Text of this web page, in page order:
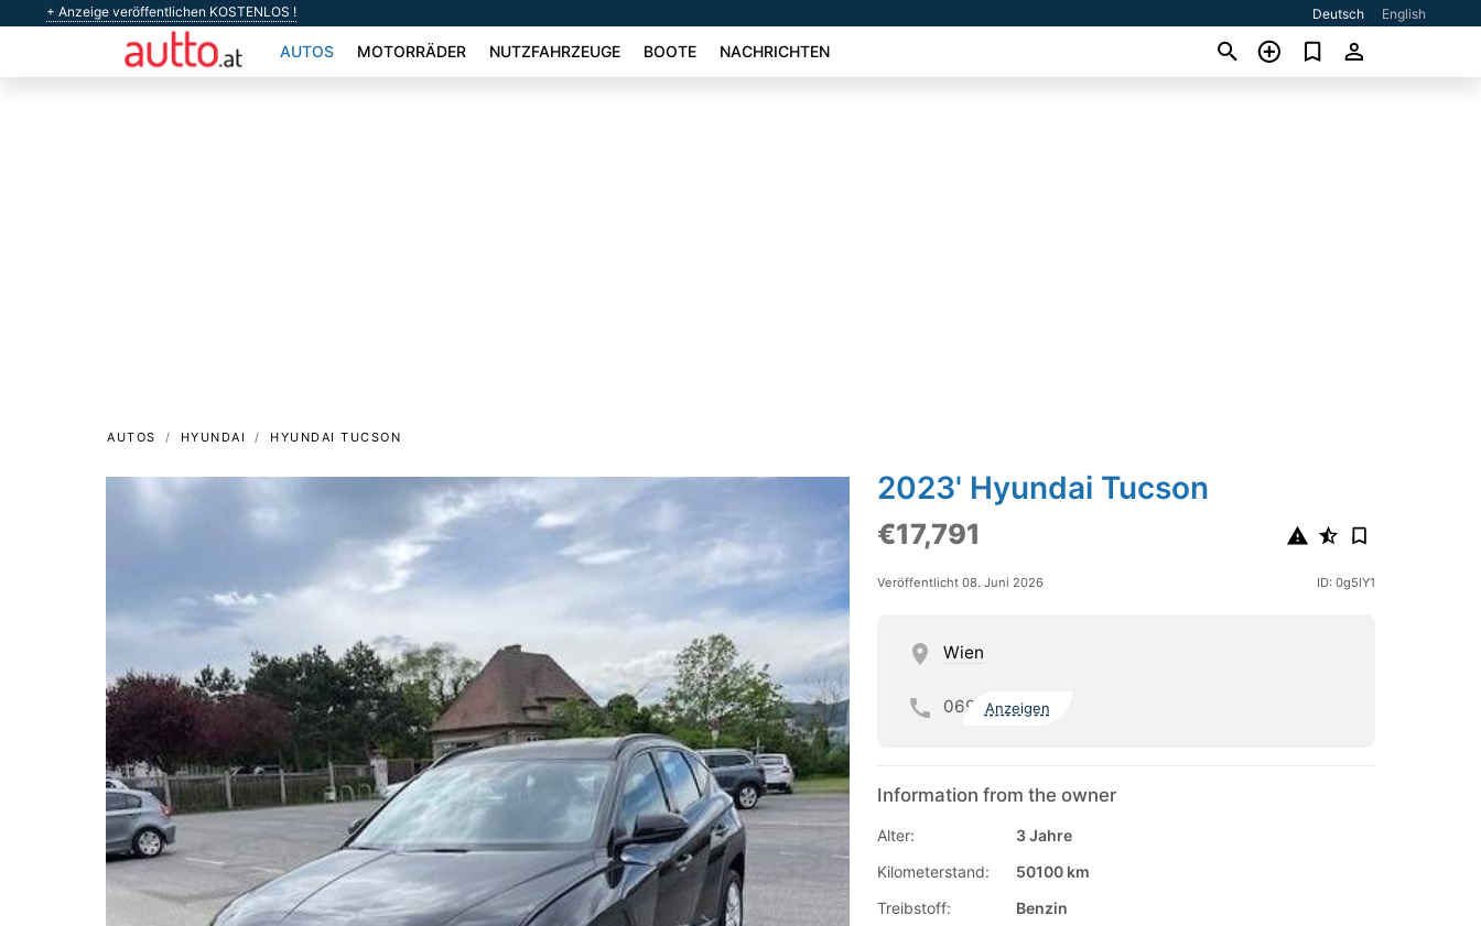
+ Anzeige veröffentlichen KOSTENLOS ! Deutsch English
AUTOS MOTORRÄDER NUTZFAHRZEUGE BOOTE NACHRICHTEN
AUTOS HYUNDAI HYUNDAI TUCSON
2023' Hyundai Tucson
€17,791
Veröffentlicht 08. Juni 2026 ID: 0g5lY1
Wien
069 Anzeigen
Information from the owner
Alter:
3 Jahre
Kilometerstand:
50100 km
Treibstoff:
Benzin